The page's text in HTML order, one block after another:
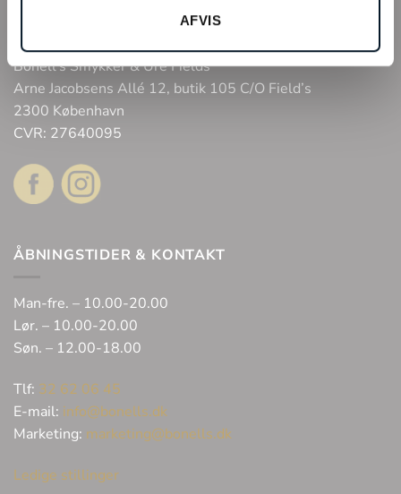
AFVIS
Bonell’s Smykker & Ure Fields
Arne Jacobsens Allé 12, butik 105 C/O Field’s
2300 København
CVR: 27640095
ÅBNINGSTIDER & KONTAKT
Man-fre. – 10.00-20.00
Lør. – 10.00-20.00
Søn. – 12.00-18.00
Tlf: 32 62 06 45
E-mail: info@bonells.dk
Marketing: marketing@bonells.dk
Ledige stillinger